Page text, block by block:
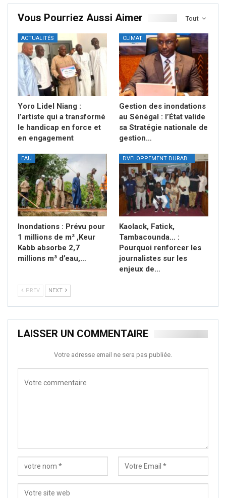
Tout
Vous Pourriez Aussi Aimer
ACTUALITÉS
Yoro Lidel Niang :
l’artiste qui a transformé
le handicap en force et
en engagement
CLIMAT
Gestion des inondations
au Sénégal : l’État valide
sa Stratégie nationale de
gestion…
EAU
Inondations : Prévu pour
1 millions de m³ ,Keur
Kabb absorbe 2,7
millions m³ d’eau,…
DVELOPPEMENT DURABLE
Kaolack, Fatick,
Tambacounda… :
Pourquoi renforcer les
journalistes sur les
enjeux de…
PREV NEXT
LAISSER UN COMMENTAIRE
Votre adresse email ne sera pas publiée.